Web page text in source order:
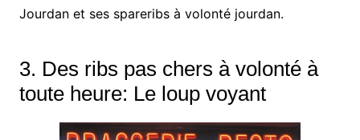
Jourdan et ses spareribs à volonté jourdan.
3. Des ribs pas chers à volonté à
toute heure: Le loup voyant